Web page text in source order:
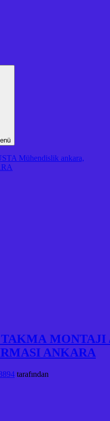
Mühendislik ankara,
MONTAJI
ANKARA
tarafından